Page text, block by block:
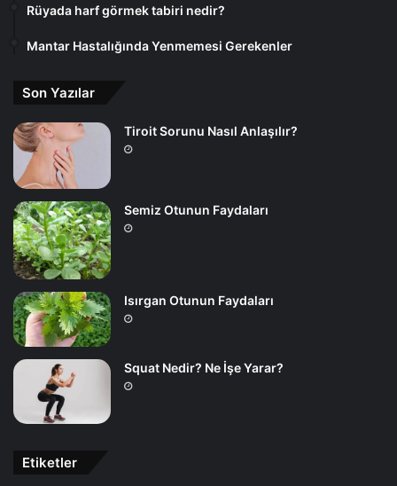
Rüyada harf görmek tabiri nedir?
Mantar Hastalığında Yenmemesi Gerekenler
Son Yazılar
Tiroit Sorunu Nasıl Anlaşılır?
Semiz Otunun Faydaları
Isırgan Otunun Faydaları
Squat Nedir? Ne İşe Yarar?
Etiketler